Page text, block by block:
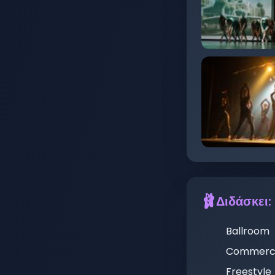
🩰Διδάσκει:
Ballroom
Freestyle